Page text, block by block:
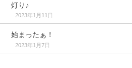
灯り♪
2023年1月11日
始まったぁ！
2023年1月7日